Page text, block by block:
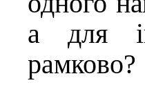
а для
рамково?